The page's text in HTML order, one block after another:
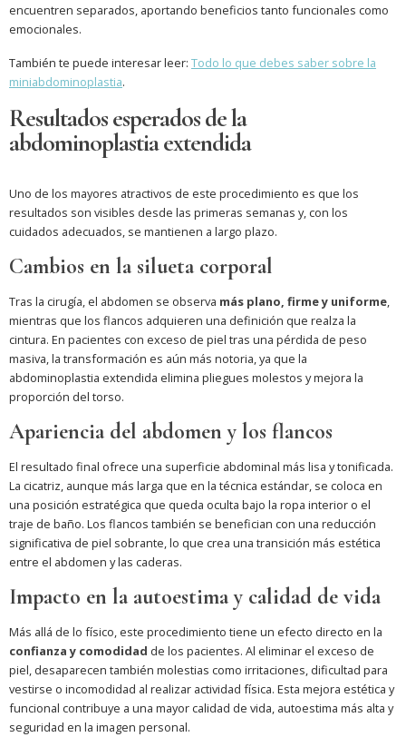
encuentren separados, aportando beneficios tanto funcionales como
emocionales.
También te puede interesar leer: Todo lo que debes saber sobre la
miniabdominoplastia.
Resultados esperados de la
abdominoplastia extendida
Uno de los mayores atractivos de este procedimiento es que los
resultados son visibles desde las primeras semanas y, con los
cuidados adecuados, se mantienen a largo plazo.
Cambios en la silueta corporal
Tras la cirugía, el abdomen se observa más plano, firme y uniforme,
mientras que los flancos adquieren una definición que realza la
cintura. En pacientes con exceso de piel tras una pérdida de peso
masiva, la transformación es aún más notoria, ya que la
abdominoplastia extendida elimina pliegues molestos y mejora la
proporción del torso.
Apariencia del abdomen y los flancos
El resultado final ofrece una superficie abdominal más lisa y tonificada.
La cicatriz, aunque más larga que en la técnica estándar, se coloca en
una posición estratégica que queda oculta bajo la ropa interior o el
traje de baño. Los flancos también se benefician con una reducción
significativa de piel sobrante, lo que crea una transición más estética
entre el abdomen y las caderas.
Impacto en la autoestima y calidad de vida
Más allá de lo físico, este procedimiento tiene un efecto directo en la
confianza y comodidad de los pacientes. Al eliminar el exceso de
piel, desaparecen también molestias como irritaciones, dificultad para
vestirse o incomodidad al realizar actividad física. Esta mejora estética y
funcional contribuye a una mayor calidad de vida, autoestima más alta y
seguridad en la imagen personal.